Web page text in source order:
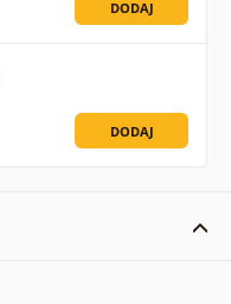
DODAJ
DODAJ